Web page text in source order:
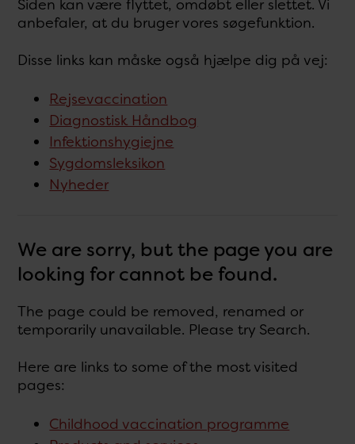
Siden kan være flyttet, omdøbt eller slettet. Vi
anbefaler, at du bruger vores søgefunktion.
Disse links kan måske også hjælpe dig på vej:
Rejsevaccination
Diagnostisk Håndbog
Infektionshygiejne
Sygdomsleksikon
Nyheder
We are sorry, but the page you are
looking for cannot be found.
The page could be removed, renamed or
temporarily unavailable. Please try Search.
Here are links to some of the most visited
pages:
Childhood vaccination programme